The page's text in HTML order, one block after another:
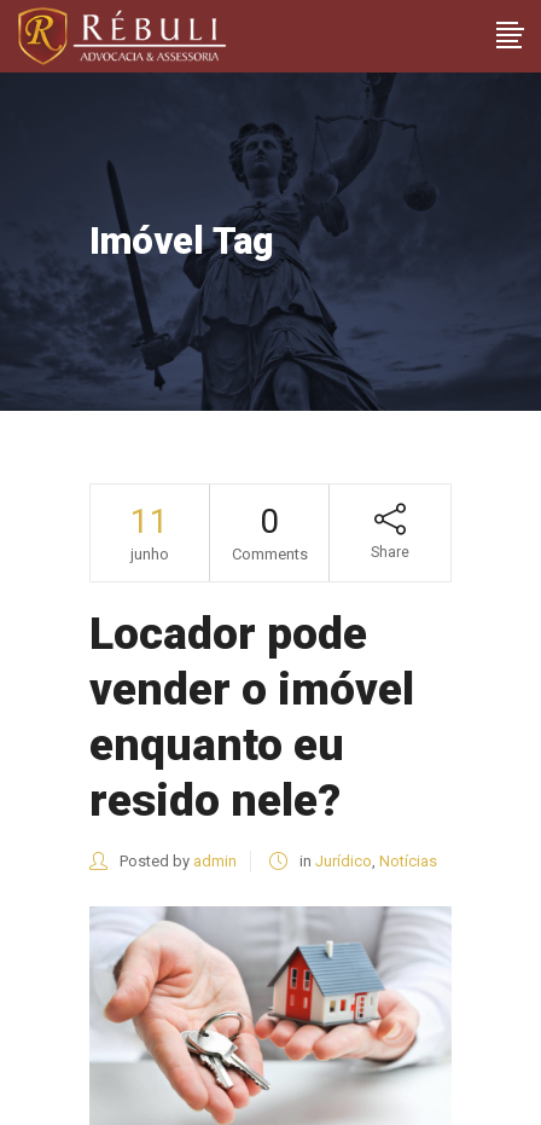
Imóvel Tag
11
junho
0
Comments Share
Locador pode
vender o imóvel
enquanto eu
resido nele?
Posted by admin in Jurídico, Notícias